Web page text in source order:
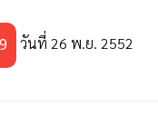
วันที่ 26 พ.ย. 2552